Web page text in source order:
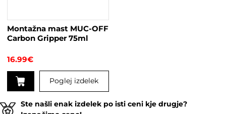
Montažna mast MUC-OFF
Carbon Gripper 75ml
16.99€
Poglej izdelek
Ste našli enak izdelek po isti ceni kje drugje?